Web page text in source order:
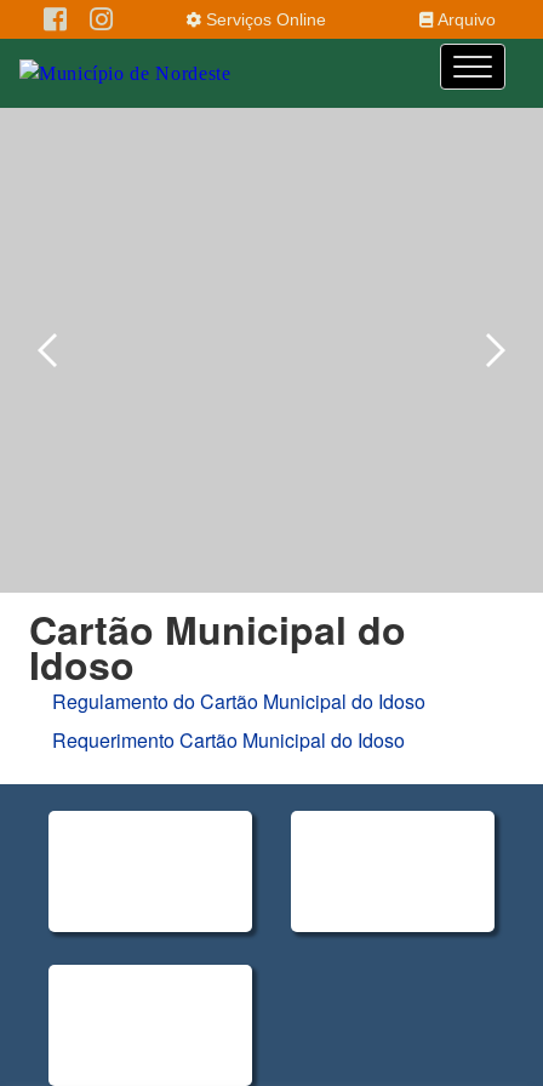
Serviços Online Arquivo
Cartão Municipal do
Idoso
Regulamento do Cartão Municipal do Idoso
Requerimento Cartão Municipal do Idoso